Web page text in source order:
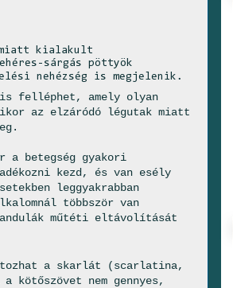
miatt kialakult
sárgás pöttyök
nehézség is megjelenik.
is felléphet, amely olyan
az elzáródó légutak miatt
a betegség gyakori
kezd, és van esély
leggyakrabban
többször van
műtéti eltávolítását
a skarlát (scarlatina,
nem gennyes,